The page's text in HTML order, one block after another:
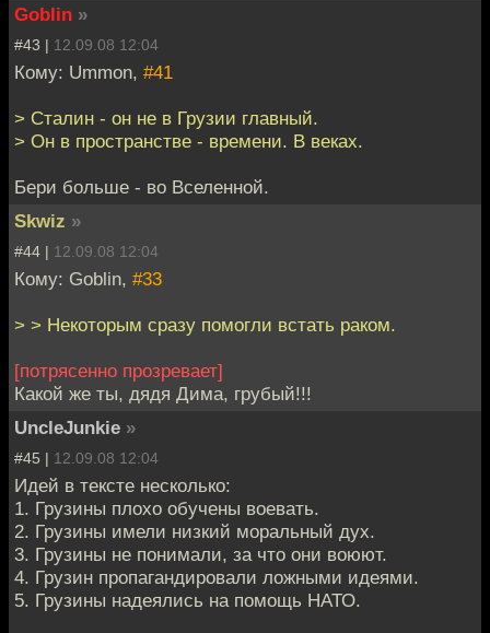
Goblin »
#43 | 12.09.08 12:04
Кому: Ummon, #41
> Сталин - он не в Грузии главный.
> Он в пространстве - времени. В веках.
Бери больше - во Вселенной.
Skwiz »
#44 | 12.09.08 12:04
Кому: Goblin, #33
> > Некоторым сразу помогли встать раком.
[потрясенно прозревает]
Какой же ты, дядя Дима, грубый!!!
UncleJunkie »
#45 | 12.09.08 12:04
Идей в тексте несколько:
1. Грузины плохо обучены воевать.
2. Грузины имели низкий моральный дух.
3. Грузины не понимали, за что они воюют.
4. Грузин пропагандировали ложными идеями.
5. Грузины надеялись на помощь НАТО.